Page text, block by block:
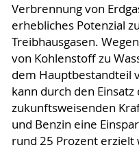
Verbrennung von
erhebliches Potenzial
Treibhausgasen.
von Kohlenstoff zu
dem Hauptbestandteil
kann durch den
zukunftsweisenden
und Benzin eine
rund 25 Prozent erzielt